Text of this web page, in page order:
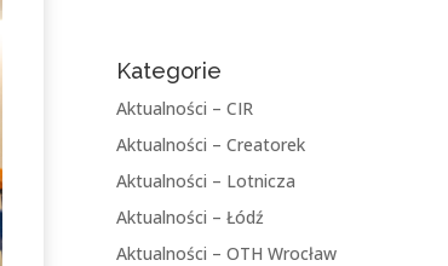
Kategorie
Aktualności – CIR
Aktualności – Creatorek
Aktualności – Lotnicza
Aktualności – Łódź
Aktualności – OTH Wrocław